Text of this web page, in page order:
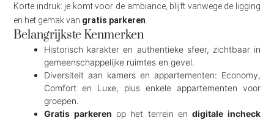
Korte indruk: je komt voor de ambiance, blijft vanwege de ligging
en het gemak van gratis parkeren.
Belangrijkste Kenmerken
Historisch karakter en authentieke sfeer, zichtbaar in
gemeenschappelijke ruimtes en gevel.
Diversiteit aan kamers en appartementen: Economy,
Comfort en Luxe, plus enkele appartementen voor
groepen.
Gratis parkeren op het terrein endigitale incheck